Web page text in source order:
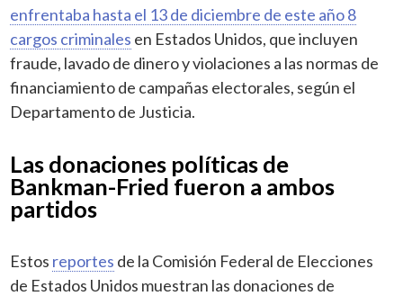
enfrentaba hasta el 13 de diciembre de este año 8
cargos criminales en Estados Unidos, que incluyen
fraude, lavado de dinero y violaciones a las normas de
financiamiento de campañas electorales, según el
Departamento de Justicia.
Las donaciones políticas de
Bankman-Fried fueron a ambos
partidos
Estos reportes de la Comisión Federal de Elecciones
de Estados Unidos muestran las donaciones de